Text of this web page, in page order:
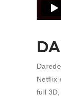
Netflix
full